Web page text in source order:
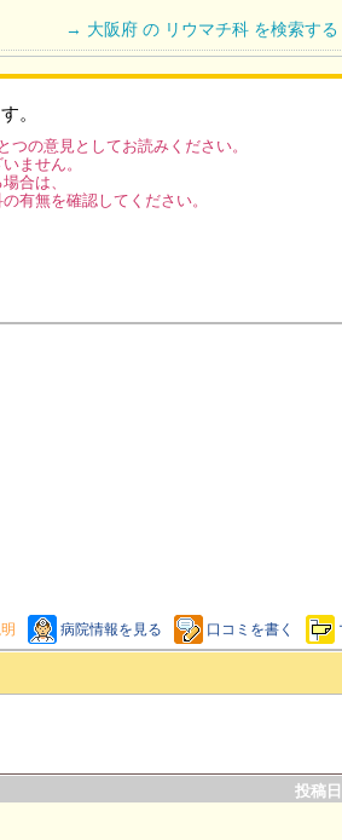
→ 大阪府 の リウマチ科 を検索する
。
の意見としてお読みください。
ません。
合は、
有無を確認してください。
病院情報を見る 口コミを書く
投稿